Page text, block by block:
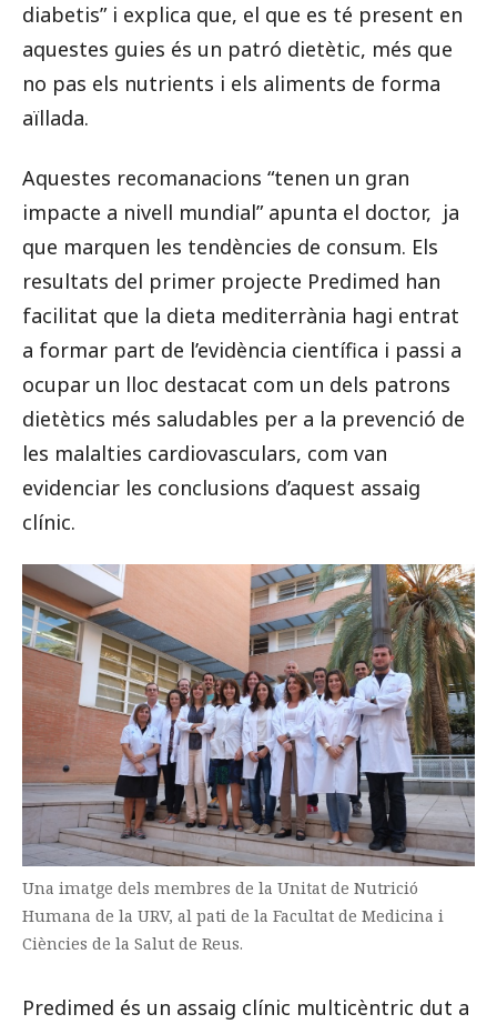
diabetis” i explica que, el que es té present en
aquestes guies és un patró dietètic, més que
no pas els nutrients i els aliments de forma
aïllada.
Aquestes recomanacions “tenen un gran
impacte a nivell mundial” apunta el doctor, ja
que marquen les tendències de consum. Els
resultats del primer projecte Predimed han
facilitat que la dieta mediterrània hagi entrat
a formar part de l’evidència científica i passi a
ocupar un lloc destacat com un dels patrons
dietètics més saludables per a la prevenció de
les malalties cardiovasculars, com van
evidenciar les conclusions d’aquest assaig
clínic.
Una imatge dels membres de la Unitat de Nutrició
Humana de la URV, al pati de la Facultat de Medicina i
Ciències de la Salut de Reus.
Predimed és un assaig clínic multicèntric dut a